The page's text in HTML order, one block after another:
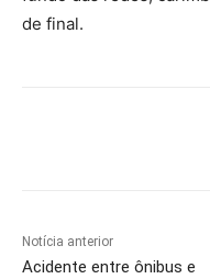
de final.
Notícia anterior
Acidente entre ônibus e